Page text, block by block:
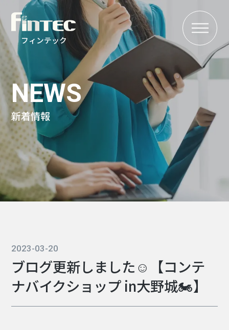
フィンテック
MENU
NEWS
新着情報
2023-03-20
ブログ更新しました☺【コンテ
ナバイクショップ in大野城🏍】